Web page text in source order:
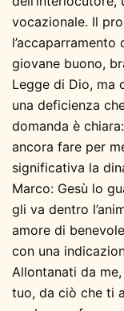
vocazionale. Il
giovane buono,
Legge di Dio, ma
una deficienza
domanda è
ancora fare per
significativa la
Marco: Gesù lo
gli va dentro
amore di
con una
Allontanati da
tuo, da ciò che ti